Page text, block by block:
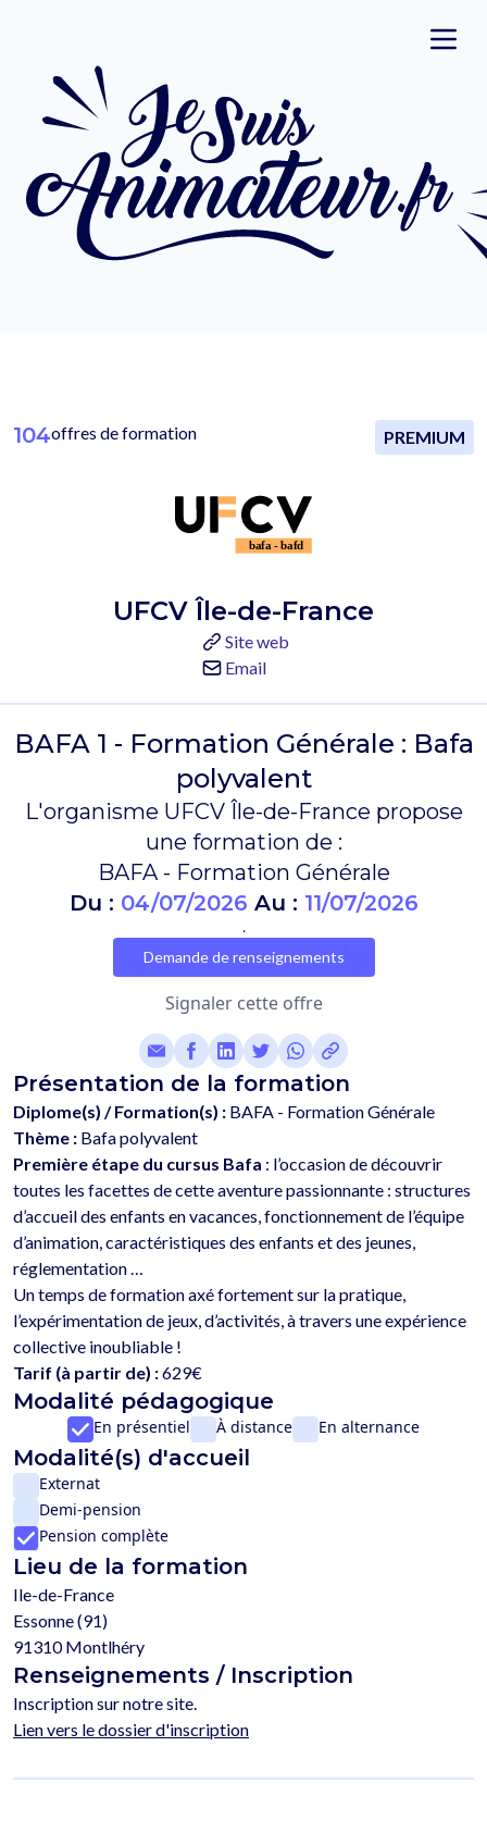
104offres de formation PREMIUM
UFCV Île-de-France
Site web
Email
BAFA 1 - Formation Générale : Bafa
polyvalent
L'organisme UFCV Île-de-France propose
une formation de :
BAFA - Formation Générale
Du : 04/07/2026 Au : 11/07/2026
.
Demande de renseignements
Signaler cette offre
Présentation de la formation
Diplome(s) / Formation(s) : BAFA - Formation Générale
Thème : Bafa polyvalent
Première étape du cursus Bafa : l’occasion de découvrir
toutes les facettes de cette aventure passionnante : structures
d’accueil des enfants en vacances, fonctionnement de l’équipe
d’animation, caractéristiques des enfants et des jeunes,
réglementation …
Un temps de formation axé fortement sur la pratique,
l’expérimentation de jeux, d’activités, à travers une expérience
Tarif (à partir de) :629€
Modalité pédagogique
En présentiel À distance En alternance
Modalité(s) d'accueil
Externat
Demi-pension
Pension complète
Lieu de la formation
Ile-de-France
Essonne (91)
91310 Montlhéry
Renseignements / Inscription
Inscription sur notre site.
Lien vers le dossier d'inscription